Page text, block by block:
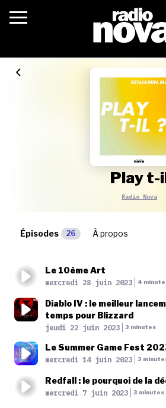
c’était quoi ?
playlists
newsletter
Play t-
Radio Nova
Épisodes 26 À propos
Le 10ème Art
Published At
mercredi 28 juin 2023 Time
4
Diablo IV : le meilleur
temps pour Blizzard
Published At
jeudi 22 juin 2023 Time
3 minutes
Le Summer Game Fest
Published At
mercredi 14 juin 2023 Time
3
Redfall : le pourquoi de la
Published At
mercredi 7 juin 2023 Time
3 minutes